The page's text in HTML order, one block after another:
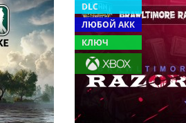
DLC
ЛЮБОЙ АКК
КЛЮЧ